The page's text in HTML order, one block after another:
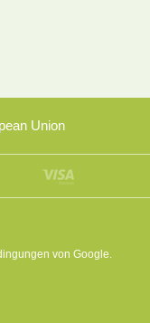
Union
von Google.